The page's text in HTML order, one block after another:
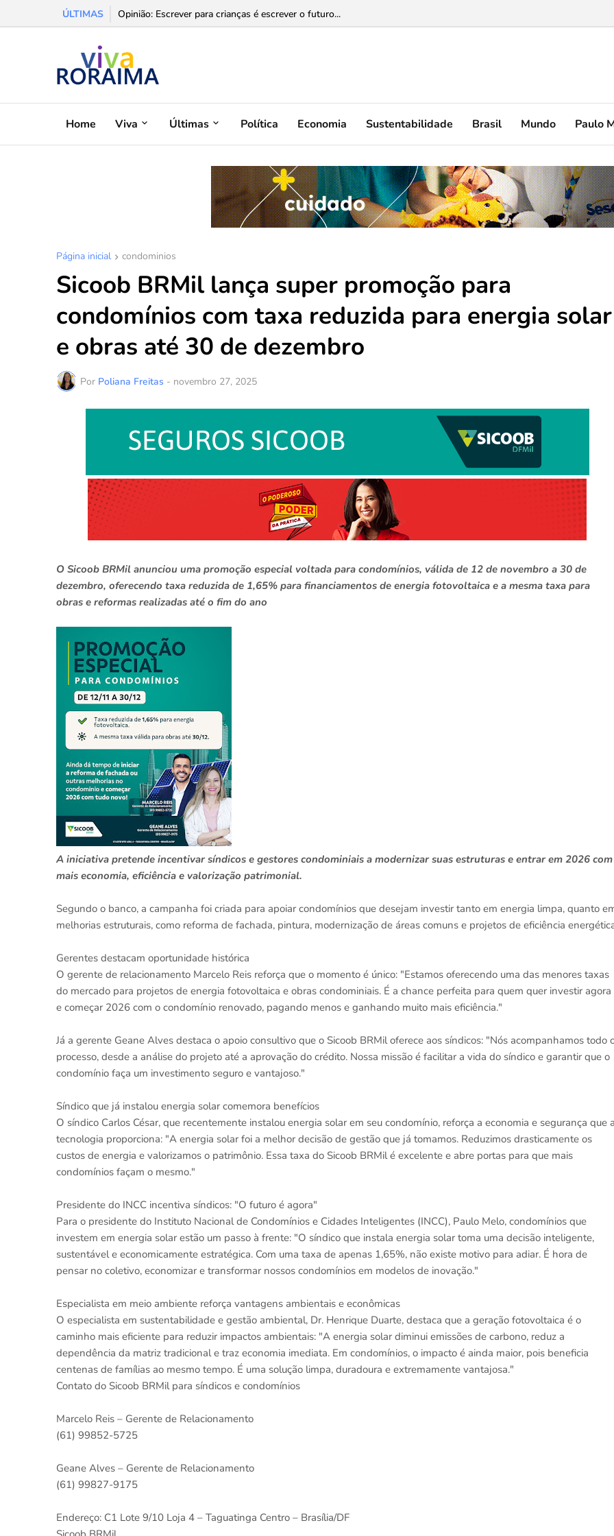
ÚLTIMAS Opinião: Escrever para crianças é escrever o futuro...
Modelo de comida a quilo ganha força com novo perfil do consumidor ...
Home Viva Últimas Política Economia Sustentabilidade Brasil Mundo Paulo
Página inicial condominios
Sicoob BRMil lança super promoção para
condomínios com taxa reduzida para energia solar
e obras até 30 de dezembro
Por Poliana Freitas - novembro 27, 2025
O Sicoob BRMil anunciou uma promoção especial voltada para condomínios, válida de 12 de novembro a 30 de
dezembro, oferecendo taxa reduzida de 1,65% para financiamentos de energia fotovoltaica e a mesma taxa para
obras e reformas realizadas até o fim do ano
A iniciativa pretende incentivar síndicos e gestores condominiais a modernizar suas estruturas e entrar em 2026 com
mais economia, eficiência e valorização patrimonial.
Segundo o banco, a campanha foi criada para apoiar condomínios que desejam investir tanto em energia limpa, quanto
melhorias estruturais, como reforma de fachada, pintura, modernização de áreas comuns e projetos de eficiência
Gerentes destacam oportunidade histórica
O gerente de relacionamento Marcelo Reis reforça que o momento é único: "Estamos oferecendo uma das menores taxas
do mercado para projetos de energia fotovoltaica e obras condominiais. É a chance perfeita para quem quer investir agora
e começar 2026 com o condomínio renovado, pagando menos e ganhando muito mais eficiência."
Já a gerente Geane Alves destaca o apoio consultivo que o Sicoob BRMil oferece aos síndicos: "Nós acompanhamos todo
processo, desde a análise do projeto até a aprovação do crédito. Nossa missão é facilitar a vida do síndico e garantir que o
condomínio faça um investimento seguro e vantajoso."
Síndico que já instalou energia solar comemora benefícios
O síndico Carlos César, que recentemente instalou energia solar em seu condomínio, reforça a economia e segurança que
tecnologia proporciona: "A energia solar foi a melhor decisão de gestão que já tomamos. Reduzimos drasticamente os
custos de energia e valorizamos o patrimônio. Essa taxa do Sicoob BRMil é excelente e abre portas para que mais
condomínios façam o mesmo."
Presidente do INCC incentiva síndicos: "O futuro é agora"
Para o presidente do Instituto Nacional de Condomínios e Cidades Inteligentes (INCC), Paulo Melo, condomínios que
investem em energia solar estão um passo à frente: "O síndico que instala energia solar toma uma decisão inteligente,
sustentável e economicamente estratégica. Com uma taxa de apenas 1,65%, não existe motivo para adiar. É hora de
pensar no coletivo, economizar e transformar nossos condomínios em modelos de inovação."
Especialista em meio ambiente reforça vantagens ambientais e econômicas
O especialista em sustentabilidade e gestão ambiental, Dr. Henrique Duarte, destaca que a geração fotovoltaica é o
caminho mais eficiente para reduzir impactos ambientais: "A energia solar diminui emissões de carbono, reduz a
dependência da matriz tradicional e traz economia imediata. Em condomínios, o impacto é ainda maior, pois beneficia
centenas de famílias ao mesmo tempo. É uma solução limpa, duradoura e extremamente vantajosa."
Contato do Sicoob BRMil para síndicos e condomínios
Marcelo Reis – Gerente de Relacionamento
(61) 99852-5725
Geane Alves – Gerente de Relacionamento
(61) 99827-9175
Endereço: C1 Lote 9/10 Loja 4 – Taguatinga Centro – Brasília/DF